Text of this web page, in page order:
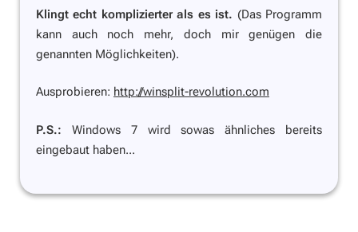
Klingt echt komplizierter als es ist. (Das Programm
kann auch noch mehr, doch mir genügen die
genannten Möglichkeiten).
Ausprobieren: http://winsplit-revolution.com
P.S.: Windows 7 wird sowas ähnliches bereits
eingebaut haben...